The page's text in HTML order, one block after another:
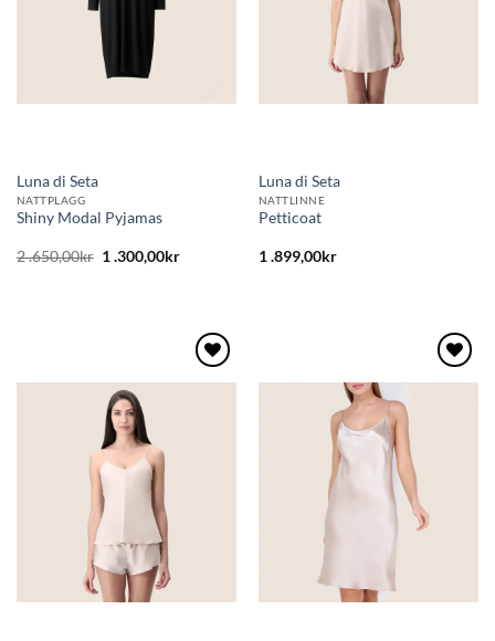
Luna di Seta
NATTPLAGG
Shiny Modal Pyjamas
2 .650,00kr Det
ursprungliga
1 .300,00krDet
Luna di Seta
NATTLINNE
Petticoat
1 .899,00kr
önskelistan